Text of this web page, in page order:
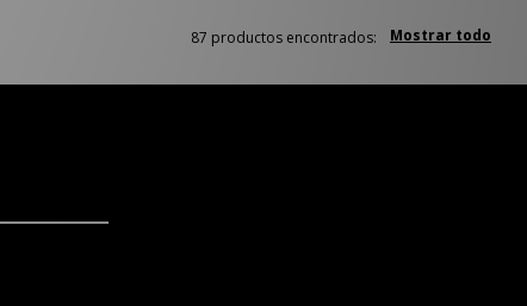
Mostrar todo
87 productos encontrados: